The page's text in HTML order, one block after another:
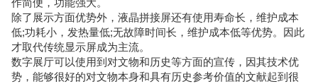
作简便，功能强大。
除了展示方面优势外，液晶拼接屏还有使用寿命长，维护成本
低;功耗小，发热量低;无故障时间长，维护成本低等优势。因此
才取代传统显示屏成为主流。
数字展厅可以使用到对文物和历史等方面的宣传，因其技术优
势，能够很好的对文物本身和具有历史参考价值的文献起到很